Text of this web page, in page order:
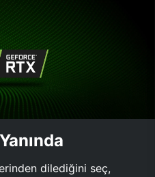
dilediğini seç,